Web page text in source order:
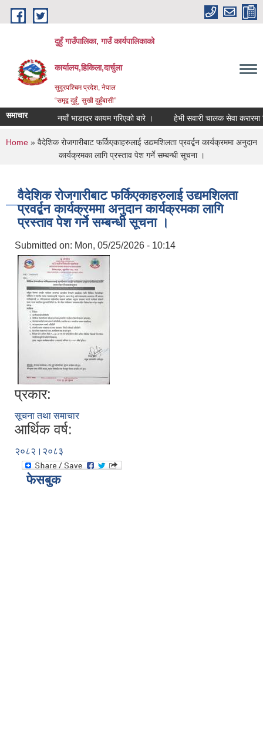
Skip to main content
दुहुँ गाउँपालिका, गाउँ कार्यपालिकाको
कार्यालय,हिकिला,दार्चुला
सुदूरपश्चिम प्रदेश, नेपाल
“समृद्ब दुहुँ¸ सुखी दुहुँबासी”
समाचार नयाँ भाडादर कायम गरिएको बारे । हेभी सवारी चालक सेवा करारमा
You are here
Home » वैदेशिक रोजगारीबाट फर्किएकाहरुलाई उद्यमशिलता प्रवर्द्बन कार्यक्रममा अनुदान
कार्यक्रमका लागि प्रस्ताव पेश गर्ने सम्बन्धी सूचना ।
वैदेशिक रोजगारीबाट फर्किएकाहरुलाई उद्यमशिलता
प्रवर्द्बन कार्यक्रममा अनुदान कार्यक्रमका लागि
प्रस्ताव पेश गर्ने सम्बन्धी सूचना ।
Submitted on: Mon, 05/25/2026 - 10:14
प्रकार:
सूचना तथा समाचार
आर्थिक वर्ष:
२०८२।२०८३
फेसबुक